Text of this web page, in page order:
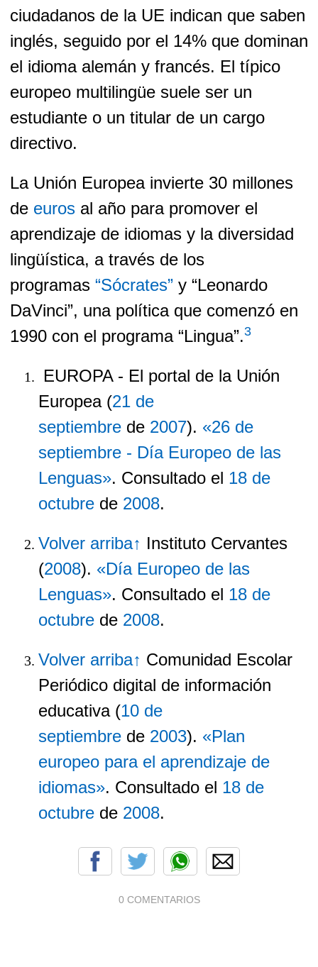
ciudadanos de la UE indican que saben
inglés, seguido por el 14% que dominan
el idioma alemán y francés. El típico
europeo multilingüe suele ser un
estudiante o un titular de un cargo
directivo.
La Unión Europea invierte 30 millones
de euros al año para promover el
aprendizaje de idiomas y la diversidad
lingüística, a través de los
programas “Sócrates” y “Leonardo
DaVinci”, una política que comenzó en
1990 con el programa “Lingua”.3
EUROPA - El portal de la Unión
Europea (21 de
septiembre de 2007). «26 de
septiembre - Día Europeo de las
Lenguas». Consultado el 18 de
octubre de 2008.
Volver arriba↑ Instituto Cervantes
(2008). «Día Europeo de las
Lenguas». Consultado el 18 de
octubre de 2008.
Volver arriba↑ Comunidad Escolar
Periódico digital de información
educativa (10 de
septiembre de 2003). «Plan
europeo para el aprendizaje de
idiomas». Consultado el 18 de
octubre de 2008.
0 COMENTARIOS